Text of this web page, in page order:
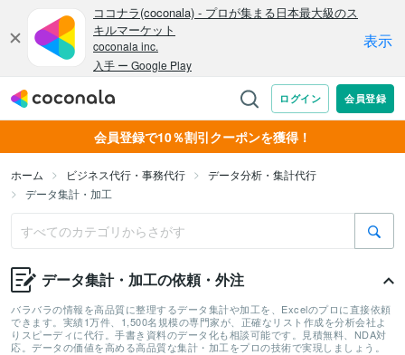
会員登録で10％割引クーポンを獲得！
ホーム ビジネス代行・事務代行
データ分析・集計代行
データ集計・加工
データ集計・加工の依頼・外注
バラバラの情報を高品質に整理するデータ集計や加工を、Excelのプロに直接依頼
できます。実績1万件、1,500名規模の専門家が、正確なリスト作成を分析会社よ
りスピーディに代行。手書き資料のデータ化も相談可能です。見積無料、NDA対
応。データの価値を高める高品質な集計・加工をプロの技術で実現しましょう。